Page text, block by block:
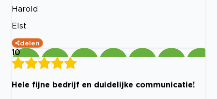
Harold
Elst
delen
10
Hele fijne bedrijf en duidelijke communicatie!